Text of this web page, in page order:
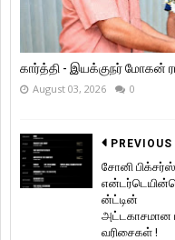
கார்த்தி - இயக்குநர் மோகன்
August 03, 2026 0
PREVIOUS
சோனி பிக்சர்ஸ்
ன்ட்டின்
அட்டகாசமான
வரிசைகள் !